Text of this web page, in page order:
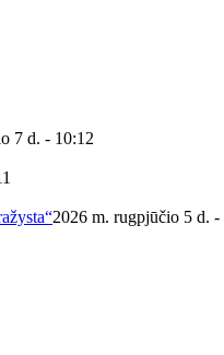
7 d. - 10:12
2026 m. rugpjūčio 5 d. -